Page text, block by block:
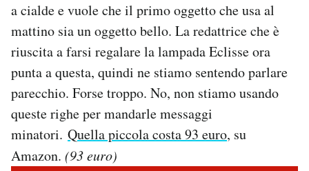
a cialde e vuole che il primo oggetto che usa al
mattino sia un oggetto bello. La redattrice che è
riuscita a farsi regalare la lampada Eclisse ora
punta a questa, quindi ne stiamo sentendo parlare
parecchio. Forse troppo. No, non stiamo usando
queste righe per mandarle messaggi
minatori. Quella piccola costa 93 euro, su
Amazon. (93 euro)